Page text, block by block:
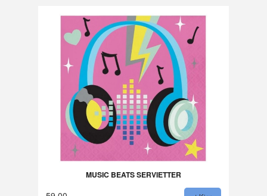
MUSIC BEATS SERVIETTER